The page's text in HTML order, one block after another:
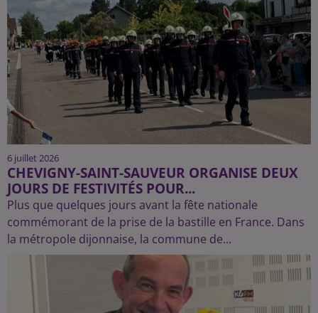
6 juillet 2026
CHEVIGNY-SAINT-SAUVEUR ORGANISE DEUX
JOURS DE FESTIVITÉS POUR...
Plus que quelques jours avant la fête nationale
commémorant de la prise de la bastille en France. Dans
la métropole dijonnaise, la commune de...